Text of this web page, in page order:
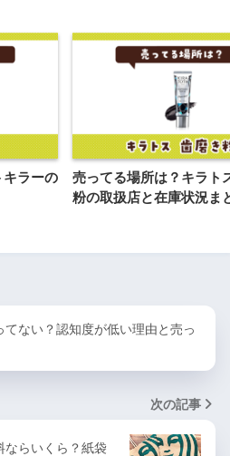
キラーの
売ってる場所は？キラト
粉の取扱店と在庫状況ま
ない？認知度が低い理由と売っ
次の記事
ならいくら？紙袋